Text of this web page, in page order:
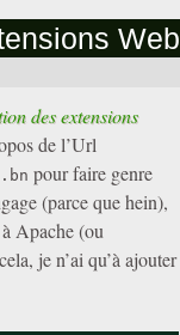
Web
des extensions
de l’Url
.bn pour faire genre
(parce que hein),
Apache (ou
je n’ai qu’à ajouter